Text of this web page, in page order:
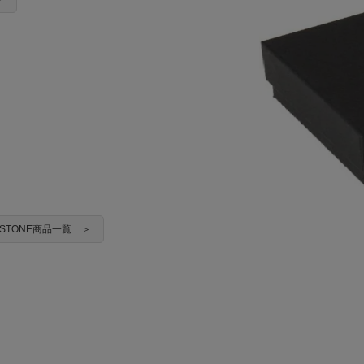
商品一覧 ＞